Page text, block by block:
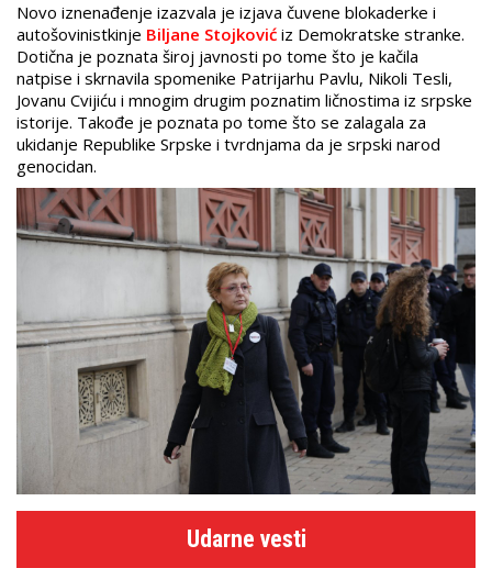
Novo iznenađenje izazvala je izjava čuvene blokaderke i
autošovinistkinje Biljane Stojković iz Demokratske stranke.
Dotična je poznata široj javnosti po tome što je kačila
natpise i skrnavila spomenike Patrijarhu Pavlu, Nikoli Tesli,
Jovanu Cvijiću i mnogim drugim poznatim ličnostima iz srpske
istorije. Takođe je poznata po tome što se zalagala za
ukidanje Republike Srpske i tvrdnjama da je srpski narod
genocidan.
Udarne vesti